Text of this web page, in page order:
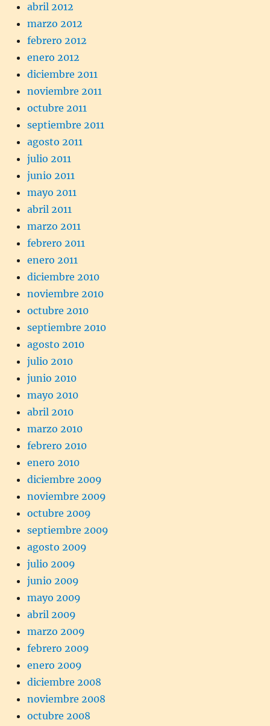
abril 2012
marzo 2012
febrero 2012
enero 2012
diciembre 2011
noviembre 2011
octubre 2011
septiembre 2011
agosto 2011
julio 2011
junio 2011
mayo 2011
abril 2011
marzo 2011
febrero 2011
enero 2011
diciembre 2010
noviembre 2010
octubre 2010
septiembre 2010
agosto 2010
julio 2010
junio 2010
mayo 2010
abril 2010
marzo 2010
febrero 2010
enero 2010
diciembre 2009
noviembre 2009
octubre 2009
septiembre 2009
agosto 2009
julio 2009
junio 2009
mayo 2009
abril 2009
marzo 2009
febrero 2009
enero 2009
diciembre 2008
noviembre 2008
octubre 2008